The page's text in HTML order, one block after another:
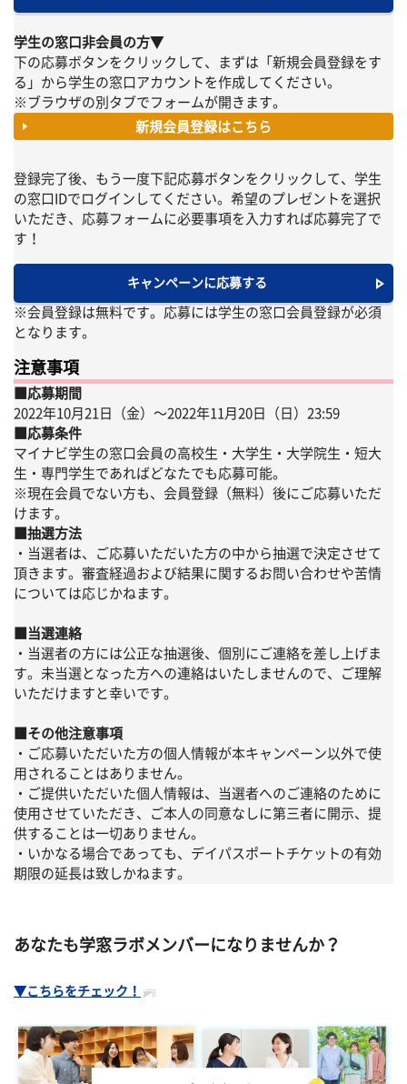
学生の窓口非会員の方▼
下の応募ボタンをクリックして、まずは「新規会員登録をす
る」から学生の窓口アカウントを作成してください。
※ブラウザの別タブでフォームが開きます。
新規会員登録はこちら
登録完了後、もう一度下記応募ボタンをクリックして、学生
の窓口IDでログインしてください。希望のプレゼントを選択
いただき、応募フォームに必要事項を入力すれば応募完了で
す！
キャンペーンに応募する
※会員登録は無料です。応募には学生の窓口会員登録が必須
となります。
注意事項
■応募期間
2022年10月21日（金）〜2022年11月20日（日）23:59
■応募条件
マイナビ学生の窓口会員の高校生・大学生・大学院生・短大
生・専門学生であればどなたでも応募可能。
※現在会員でない方も、会員登録（無料）後にご応募いただ
けます。
■抽選方法
・当選者は、ご応募いただいた方の中から抽選で決定させて
頂きます。審査経過および結果に関するお問い合わせや苦情
については応じかねます。
■当選連絡
・当選者の方には公正な抽選後、個別にご連絡を差し上げま
す。未当選となった方への連絡はいたしませんので、ご理解
いただけますと幸いです。
■その他注意事項
・ご応募いただいた方の個人情報が本キャンペーン以外で使
用されることはありません。
・ご提供いただいた個人情報は、当選者へのご連絡のために
使用させていただき、ご本人の同意なしに第三者に開示、提
供することは一切ありません。
・いかなる場合であっても、デイパスポートチケットの有効
期限の延長は致しかねます。
あなたも学窓ラボメンバーになりませんか？
▼こちらをチェック！